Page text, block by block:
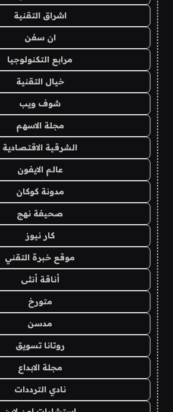
اشراق التقنية
ان سفن
مرابع التكنولوجيا
خيال التقنية
شوف ويب
مجلة الاسهم
الشرقية الاقتصادية
عالم الايفون
مدونة كوكان
صحيفة نهج
كار نيوز
موقع خبرة التقني
أناقة أنثى
متورخ
مدسن
روتانا تسويق
مجلة الابداع
نادي الترددات